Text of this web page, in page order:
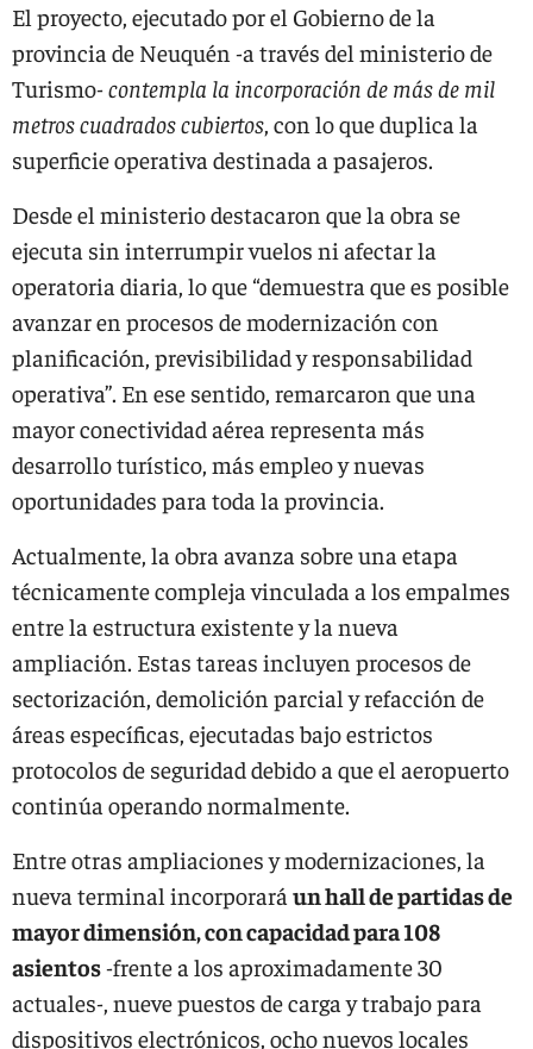
El proyecto, ejecutado por el Gobierno de la
provincia de Neuquén -a través del ministerio de
Turismo-contempla la incorporación de más de mil
metros cuadrados cubiertos, con lo que duplica la
superficie operativa destinada a pasajeros.
Desde el ministerio destacaron que la obra se
ejecuta sin interrumpir vuelos ni afectar la
operatoria diaria, lo que “demuestra que es posible
avanzar en procesos de modernización con
planificación, previsibilidad y responsabilidad
operativa”. En ese sentido, remarcaron que una
mayor conectividad aérea representa más
desarrollo turístico, más empleo y nuevas
oportunidades para toda la provincia.
Actualmente, la obra avanza sobre una etapa
técnicamente compleja vinculada a los empalmes
entre la estructura existente y la nueva
ampliación. Estas tareas incluyen procesos de
sectorización, demolición parcial y refacción de
áreas específicas, ejecutadas bajo estrictos
protocolos de seguridad debido a que el aeropuerto
continúa operando normalmente.
Entre otras ampliaciones y modernizaciones, la
nueva terminal incorporará un hall de partidas de
mayor dimensión, con capacidad para 108
asientos-frente a los aproximadamente 30
actuales-, nueve puestos de carga y trabajo para
dispositivos electrónicos, ocho nuevos locales